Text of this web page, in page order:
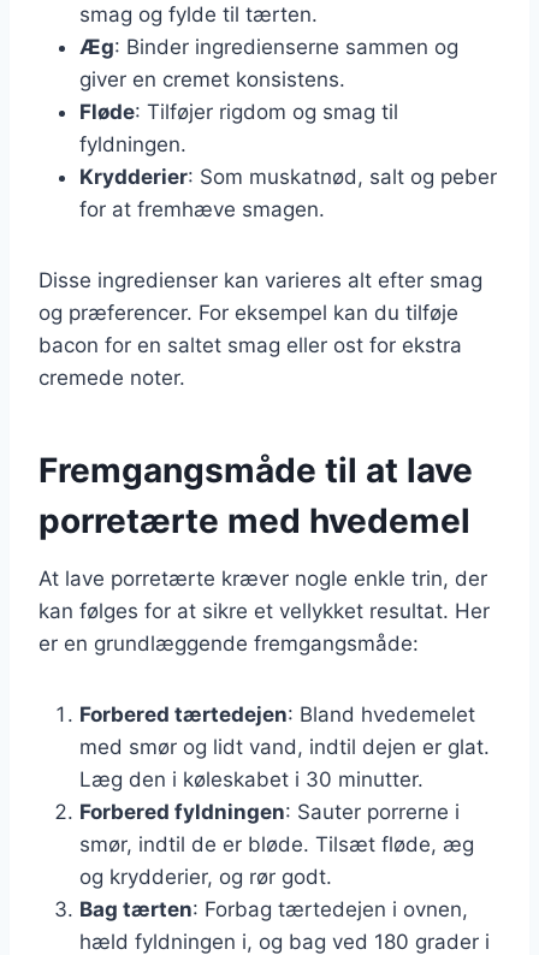
smag og fylde til tærten.
Æg: Binder ingredienserne sammen og
giver en cremet konsistens.
Fløde: Tilføjer rigdom og smag til
fyldningen.
Krydderier: Som muskatnød, salt og peber
for at fremhæve smagen.
Disse ingredienser kan varieres alt efter smag
og præferencer. For eksempel kan du tilføje
bacon for en saltet smag eller ost for ekstra
cremede noter.
Fremgangsmåde til at lave
porretærte med hvedemel
At lave porretærte kræver nogle enkle trin, der
kan følges for at sikre et vellykket resultat. Her
er en grundlæggende fremgangsmåde:
Forbered tærtedejen: Bland hvedemelet
med smør og lidt vand, indtil dejen er glat.
Læg den i køleskabet i 30 minutter.
Forbered fyldningen: Sauter porrerne i
smør, indtil de er bløde. Tilsæt fløde, æg
og krydderier, og rør godt.
Bag tærten: Forbag tærtedejen i ovnen,
hæld fyldningen i, og bag ved 180 grader i